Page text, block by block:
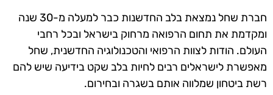
חברת שחל נמצאת בלב החדשנות כבר למעלה מ-30 שנה
ומקדמת את תחום הרפואה מרחוק בישראל ובכל רחבי
העולם. הודות לצוות הרפואי והטכנולוגיה החדשנית, שחל
מאפשרת לישראלים רבים לחיות בלב שקט בידיעה שיש להם
רשת ביטחון שמלווה אותם בשגרה ובחירום.